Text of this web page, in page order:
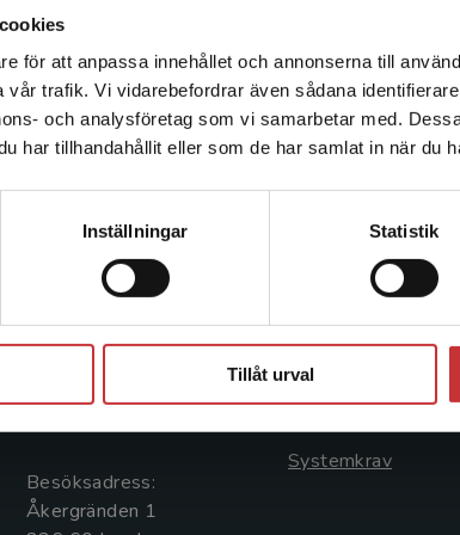
för att anpassa innehållet och annonserna till
trafik. Vi vidarebefordrar även sådana
och analysföretag som vi samarbetar med.
har tillhandahållit eller som de har samlat in när du
Inställningar Statistik
Tillåt urval
Det verkar som att du besöker studentlitteratur.se
enhet utanför Sverige. Vi erbjuder inte leveranser
Sverige. För att kunna slutföra ett köp måste
leveransadressen vara i Sverige.Läs mer
Kontakta oss
Kontakta oss
046-31 20 00
Box 141
221 00 Lund
Besöksadress:
Åkergränden 1
Kundservice
Kontakta
046-31 21 00
Frågor och svar
Systemkrav